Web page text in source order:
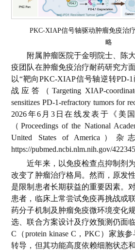
PKC-XIAP信号轴驱动肿瘤免疫治
略
附属肿瘤医院于金明院士、陈
疫团队在肿瘤免疫治疗耐药研究方
以“靶向PKC-XIAP信号轴逆转PD-
战应答（Targeting XIAP-
sensitizes PD-1-refractory tumors for
2026年6月3日在线发表于《美
（Proceedings of the National
United States of America）
https://pubmed.ncbi.nlm.nih.gov/
近年来，以免疫检查点抑制剂
改变了肿瘤治疗格局。然而，原发
是限制患者长期获益的重要因素。
患者，临床上常尝试免疫再挑战或
药分子机制及肿瘤免疫微环境变化
选、联合方案设计及疗效预测仍面
C（protein kinase C，PKC）家族
转导，但其功能高度依赖细胞状态